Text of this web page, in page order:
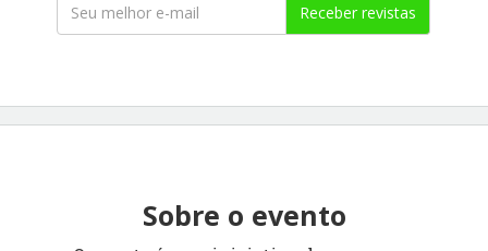
Receber revistas
Sobre o evento